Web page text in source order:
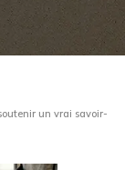
un vrai savoir-